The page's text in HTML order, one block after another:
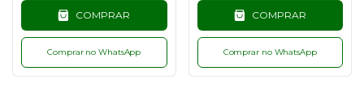
COMPRAR
Comprar no WhatsApp
COMPRAR
Comprar no WhatsApp